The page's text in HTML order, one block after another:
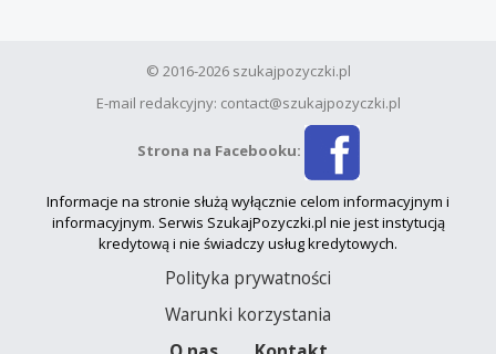
© 2016-2026 szukajpozyczki.pl
E-mail redakcyjny: contact@szukajpozyczki.pl
Strona na Facebooku:
Informacje na stronie służą wyłącznie celom informacyjnym i
informacyjnym. Serwis SzukajPozyczki.pl nie jest instytucją
kredytową i nie świadczy usług kredytowych.
Polityka prywatności
Warunki korzystania